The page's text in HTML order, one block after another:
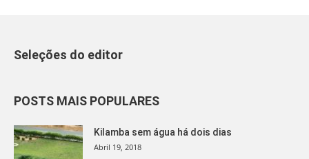
Seleções do editor
POSTS MAIS POPULARES
Kilamba sem água há dois dias
Abril 19, 2018